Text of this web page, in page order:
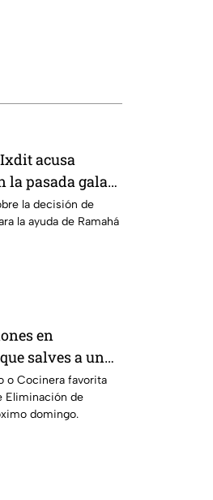
acusa
la pasada gala
24/7
la decisión de
la ayuda de Ramahá
en
salves a un
de
o Cocinera favorita
Eliminación de
domingo.